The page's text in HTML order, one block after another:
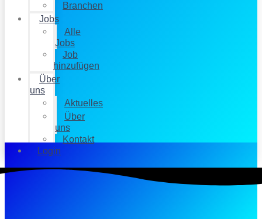
Branchen
Jobs
Alle
Jobs
Job
hinzufügen
Über
uns
Aktuelles
Über
uns
Kontakt
Login